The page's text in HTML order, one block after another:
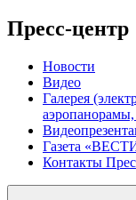
Пресс-центр
Новости
Видео
Галерея
Газета
Контакты